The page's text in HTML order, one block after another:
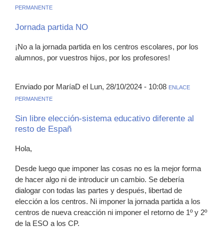
PERMANENTE
Jornada partida NO
¡No a la jornada partida en los centros escolares, por los
alumnos, por vuestros hijos, por los profesores!
Enviado por MaríaD el Lun, 28/10/2024 - 10:08 ENLACE
PERMANENTE
Sin libre elección-sistema educativo diferente al
resto de Españ
Hola,
Desde luego que imponer las cosas no es la mejor forma
de hacer algo ni de introducir un cambio. Se debería
dialogar con todas las partes y después, libertad de
elección a los centros. Ni imponer la jornada partida a los
centros de nueva creacción ni imponer el retorno de 1º y 2º
de la ESO a los CP.